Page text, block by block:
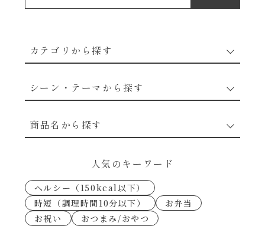
カテゴリから探す
穀物類のレシピ
シーン・テーマから探す
なんでも南蛮
考えるな、二代目で炒めろ！～○○の炒め物
商品名から探す
あえるハコネーゼトマトバジル
あえるハコネーゼ高菜
人気のキーワード
ヘルシー（150kcal以下）
時短（調理時間10分以下）
お弁当
お祝い
おつまみ/おやつ